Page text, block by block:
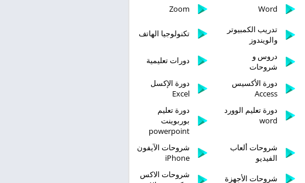
Word
Zoom
تدريب الكمبيوتر
والويندوز
تكنولوجيا الهاتف
دروس و
شروحات
دورات تعليمية
دورة الأكسيس
Access
دورة الإكسل
Excel
دورة تعليم الوورد
word
دورة تعليم
بوربوينت
powerpoint
شروحات ألعاب
الفيديو
شروحات الآيفون
iPhone
شروحات الأجهزة
شروحات الاكس